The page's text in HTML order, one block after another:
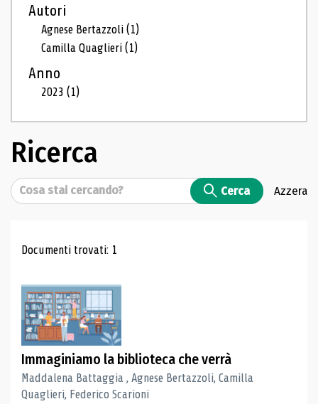
Autori
Agnese Bertazzoli(1)
Camilla Quaglieri(1)
Anno
2023(1)
Ricerca
Cerca Cerca Azzera
Risultati di ricerca
Documenti trovati: 1
Immaginiamo la biblioteca che verrà
Maddalena Battaggia , Agnese Bertazzoli, Camilla
Quaglieri, Federico Scarioni